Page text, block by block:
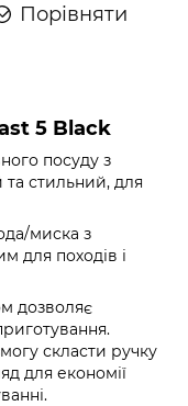
Порівняти
5 Black
посуду з
стильний, для
миска з
для походів і
дозволяє
скласти ручку
для економії